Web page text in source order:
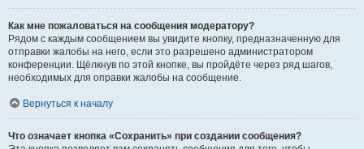
Как мне пожаловаться на сообщения модератору?
Рядом с каждым сообщением вы увидите кнопку, предназначенную для
отправки жалобы на него, если это разрешено администратором
конференции. Щёлкнув по этой кнопке, вы пройдёте через ряд шагов,
необходимых для оправки жалобы на сообщение.
Вернуться к началу
Что означает кнопка «Сохранить» при создании сообщения?